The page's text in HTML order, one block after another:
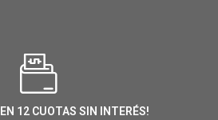
12 CUOTAS SIN INTERÉS!